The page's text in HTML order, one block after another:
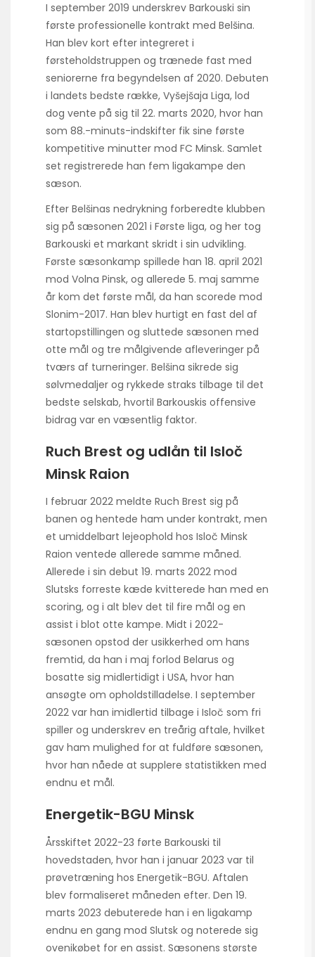
I september 2019 underskrev Barkouski sin
første professionelle kontrakt med Belšina.
Han blev kort efter integreret i
førsteholdstruppen og trænede fast med
seniorerne fra begyndelsen af 2020. Debuten
i landets bedste række, Vyšejšaja Liga, lod
dog vente på sig til 22. marts 2020, hvor han
som 88.-minuts-indskifter fik sine første
kompetitive minutter mod FC Minsk. Samlet
set registrerede han fem ligakampe den
sæson.
Efter Belšinas nedrykning forberedte klubben
sig på sæsonen 2021 i Første liga, og her tog
Barkouski et markant skridt i sin udvikling.
Første sæsonkamp spillede han 18. april 2021
mod Volna Pinsk, og allerede 5. maj samme
år kom det første mål, da han scorede mod
Slonim-2017. Han blev hurtigt en fast del af
startopstillingen og sluttede sæsonen med
otte mål og tre målgivende afleveringer på
tværs af turneringer. Belšina sikrede sig
sølvmedaljer og rykkede straks tilbage til det
bedste selskab, hvortil Barkouskis offensive
bidrag var en væsentlig faktor.
Ruch Brest og udlån til Isloč
Minsk Raion
I februar 2022 meldte Ruch Brest sig på
banen og hentede ham under kontrakt, men
et umiddelbart lejeophold hos Isloč Minsk
Raion ventede allerede samme måned.
Allerede i sin debut 19. marts 2022 mod
Slutsks forreste kæde kvitterede han med en
scoring, og i alt blev det til fire mål og en
assist i blot otte kampe. Midt i 2022-
sæsonen opstod der usikkerhed om hans
fremtid, da han i maj forlod Belarus og
bosatte sig midlertidigt i USA, hvor han
ansøgte om opholdstilladelse. I september
2022 var han imidlertid tilbage i Isloč som fri
spiller og underskrev en treårig aftale, hvilket
gav ham mulighed for at fuldføre sæsonen,
hvor han nåede at supplere statistikken med
endnu et mål.
Energetik-BGU Minsk
Årsskiftet 2022-23 førte Barkouski til
hovedstaden, hvor han i januar 2023 var til
prøvetræning hos Energetik-BGU. Aftalen
blev formaliseret måneden efter. Den 19.
marts 2023 debuterede han i en ligakamp
endnu en gang mod Slutsk og noterede sig
ovenikøbet for en assist. Sæsonens største